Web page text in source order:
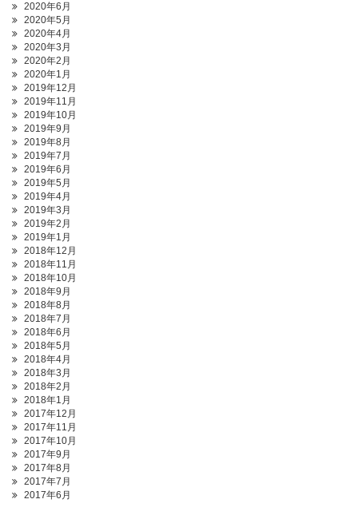
2020年6月
2020年5月
2020年4月
2020年3月
2020年2月
2020年1月
2019年12月
2019年11月
2019年10月
2019年9月
2019年8月
2019年7月
2019年6月
2019年5月
2019年4月
2019年3月
2019年2月
2019年1月
2018年12月
2018年11月
2018年10月
2018年9月
2018年8月
2018年7月
2018年6月
2018年5月
2018年4月
2018年3月
2018年2月
2018年1月
2017年12月
2017年11月
2017年10月
2017年9月
2017年8月
2017年7月
2017年6月